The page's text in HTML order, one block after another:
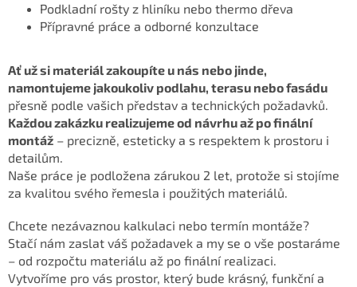
Podkladní rošty z hliníku nebo thermo dřeva
Přípravné práce a odborné konzultace
Ať už si materiál zakoupíte u nás nebo jinde,
namontujeme jakoukoliv podlahu, terasu nebo fasádu
přesně podle vašich představ a technických požadavků.
Každou zakázku realizujeme od návrhu až po finální
montáž – precizně, esteticky a s respektem k prostoru i
detailům.
Naše práce je podložena zárukou 2 let, protože si stojíme
za kvalitou svého řemesla i použitých materiálů.
Chcete nezávaznou kalkulaci nebo termín montáže?
Stačí nám zaslat váš požadavek a my se o vše postaráme
– od rozpočtu materiálu až po finální realizaci.
Vytvoříme pro vás prostor, který bude krásný, funkční a